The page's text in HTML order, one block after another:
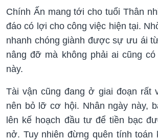
Chính Ấn mang tới cho tuổi Thân
đáo có lợi cho công việc hiện tại.
nhanh chóng giành được sự ưu ái
nâng đỡ mà không phải ai cũng
này.
Tài vận cũng đang ở giai đoạn rất
nên bỏ lỡ cơ hội. Nhân ngày này,
lên kế hoạch đầu tư để tiền bạc
nở. Tuy nhiên đừng quên tính toán